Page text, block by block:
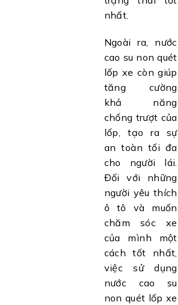
nhất.
Ngoài ra, nước
cao su non quét
lốp xe còn giúp
tăng cường
khả năng
chống trượt của
lốp, tạo ra sự
an toàn tối đa
cho người lái.
Đối với những
người yêu thích
ô tô và muốn
chăm sóc xe
của mình một
cách tốt nhất,
việc sử dụng
nước cao su
non quét lốp xe